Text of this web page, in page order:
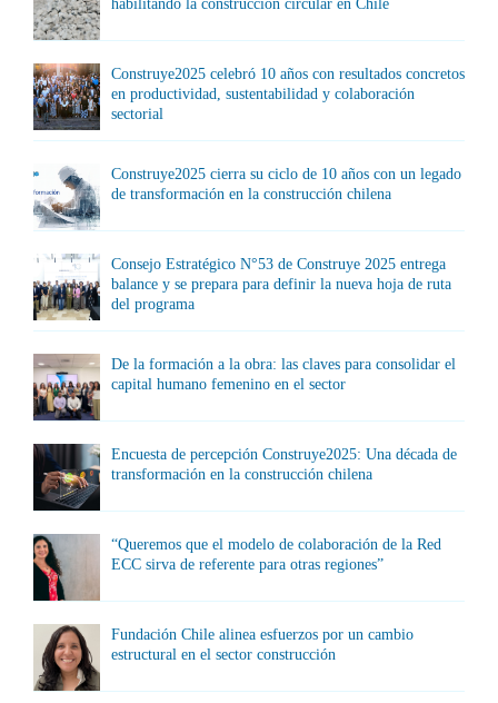
habilitando la construcción circular en Chile
Construye2025 celebró 10 años con resultados concretos
en productividad, sustentabilidad y colaboración
sectorial
Construye2025 cierra su ciclo de 10 años con un legado
de transformación en la construcción chilena
Consejo Estratégico N°53 de Construye 2025 entrega
balance y se prepara para definir la nueva hoja de ruta
del programa
De la formación a la obra: las claves para consolidar el
capital humano femenino en el sector
Encuesta de percepción Construye2025: Una década de
transformación en la construcción chilena
“Queremos que el modelo de colaboración de la Red
ECC sirva de referente para otras regiones”
Fundación Chile alinea esfuerzos por un cambio
estructural en el sector construcción